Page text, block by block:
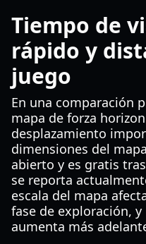
Tiempo de
rápido y
juego
En una comparación
mapa de forza
desplazamiento
dimensiones del
abierto y es gratis
se reporta
escala del mapa
fase de exploración,
aumenta más